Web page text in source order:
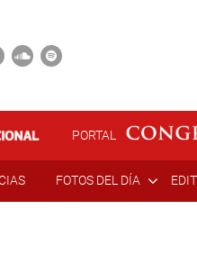
PORTAL
FOTOS DEL DÍA